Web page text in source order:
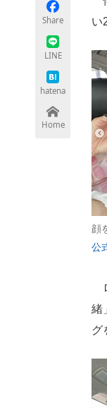
Share
LINE
hatena
Home
い
顔
公
緒
グ